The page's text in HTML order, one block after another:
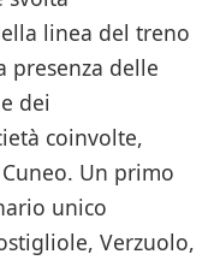
linea del treno
presenza delle
dei
coinvolte,
Un primo
unico
Verzuolo,